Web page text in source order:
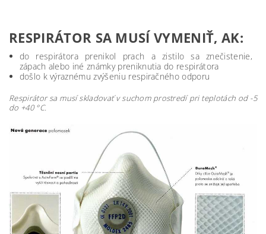
RESPIRÁTOR SA MUSÍ VYMENIŤ, AK:
do respirátora prenikol prach a zistilo sa znečistenie,
zápach alebo iné známky preniknutia do respirátora
došlo k výraznému zvýšeniu respiračného odporu
Respirátor sa musí skladovať v suchom prostredí pri teplotách od -5
do +40 °C.